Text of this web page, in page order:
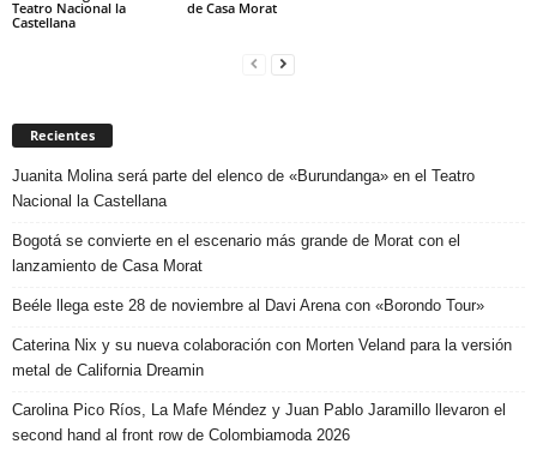
Teatro Nacional la
Castellana
de Casa Morat
Recientes
Juanita Molina será parte del elenco de «Burundanga» en el Teatro
Nacional la Castellana
Bogotá se convierte en el escenario más grande de Morat con el
lanzamiento de Casa Morat
Beéle llega este 28 de noviembre al Davi Arena con «Borondo Tour»
Caterina Nix y su nueva colaboración con Morten Veland para la versión
metal de California Dreamin
Carolina Pico Ríos, La Mafe Méndez y Juan Pablo Jaramillo llevaron el
second hand al front row de Colombiamoda 2026